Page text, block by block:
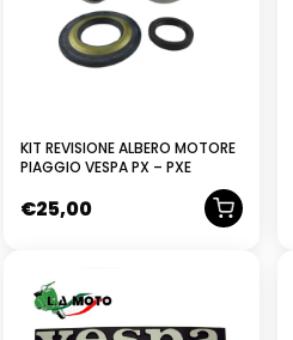
KIT REVISIONE ALBERO MOTORE
PIAGGIO VESPA PX – PXE
€25,00